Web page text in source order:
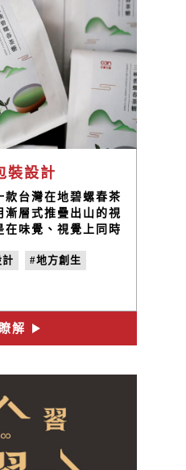
裝設計
款台灣在地碧螺春茶
漸層式推疊出山的視
在味覺、視覺上同時
#地方創生
解